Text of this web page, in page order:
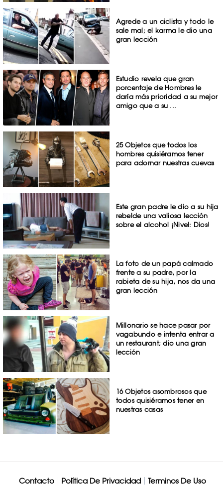
Agrede a un ciclista y todo le
sale mal; el karma le dio una
gran lección
Estudio revela que gran
porcentaje de Hombres le
daría más prioridad a su mejor
amigo que a su ...
25 Objetos que todos los
hombres quisiéramos tener
para adornar nuestras cuevas
Este gran padre le dio a su hija
rebelde una valiosa lección
sobre el alcohol ¡Nivel: Dios!
La foto de un papá calmado
frente a su padre, por la
rabieta de su hija, nos da una
gran lección
Millonario se hace pasar por
vagabundo e intenta entrar a
un restaurant; dio una gran
lección
16 Objetos asombrosos que
todos quisiéramos tener en
nuestras casas
Contacto Política De Privacidad Terminos De Uso